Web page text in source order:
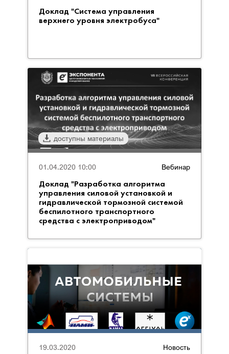
Доклад "Система управления
верхнего уровня электробуса"
Вебинар
Доклад "Разработка алгоритма
управления силовой установкой и
гидравлической тормозной системой
беспилотного транспортного
средства с электроприводом"
01.04.2020 10:00
доступны материалы
Новость
19.03.2020